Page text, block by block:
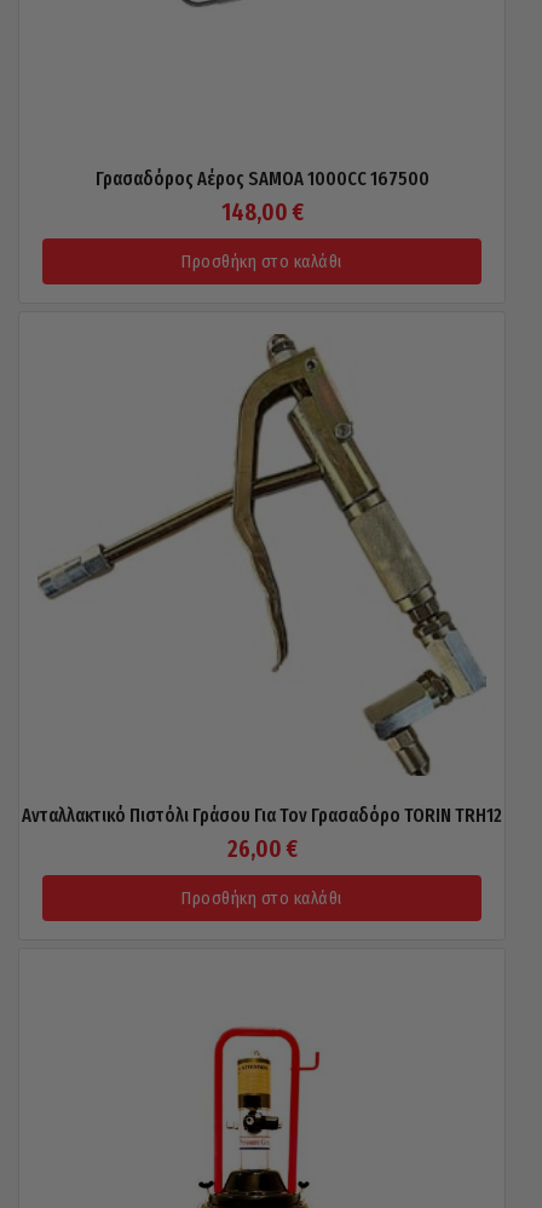
Γρασαδόρος Αέρος SAMOA 1000CC 167500
148,00 €
Προσθήκη στο καλάθι
Ανταλλακτικό Πιστόλι Γράσου Για Τον Γρασαδόρο TORIN TRH12
26,00 €
Προσθήκη στο καλάθι